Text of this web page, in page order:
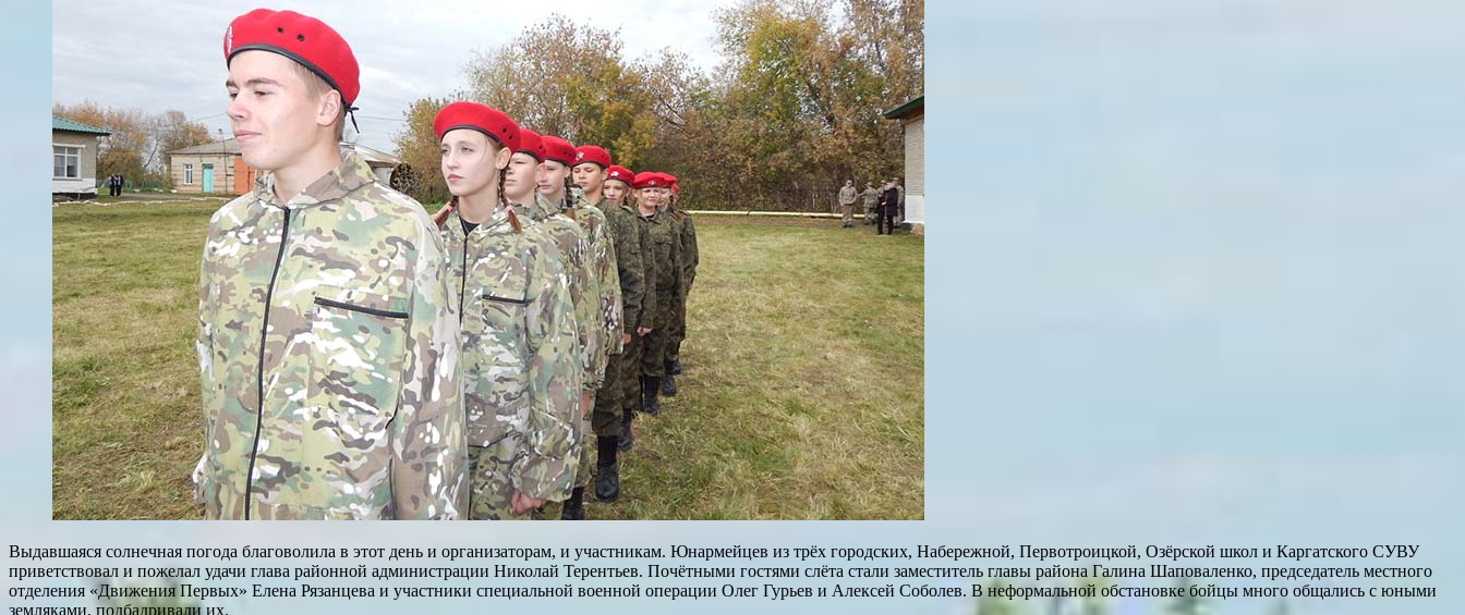
Выдавшаяся солнечная погода благоволила в этот день и организаторам, и участникам. Юнармейцев из трёх городских, Набережной, Первотроицкой, Озёрской школ и Каргатского СУВУ
приветствовал и пожелал удачи глава районной администрации Николай Терентьев. Почётными гостями слёта стали заместитель главы района Галина Шаповаленко, председатель местного
отделения «Движения Первых» Елена Рязанцева и участники специальной военной операции Олег Гурьев и Алексей Соболев. В неформальной обстановке бойцы много общались с юными
земляками, подбадривали их.